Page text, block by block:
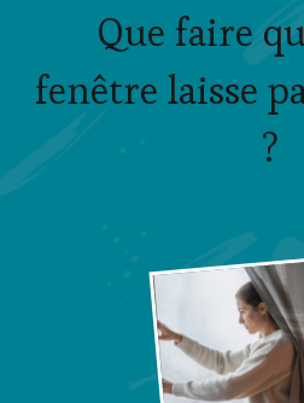
Que faire
fenêtre laisse
?